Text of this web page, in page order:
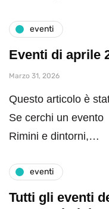
eventi
Eventi di aprile
Marzo 31, 2026
Questo articolo è
Se cerchi un evento
Rimini e dintorni,…
eventi
Tutti gli eventi